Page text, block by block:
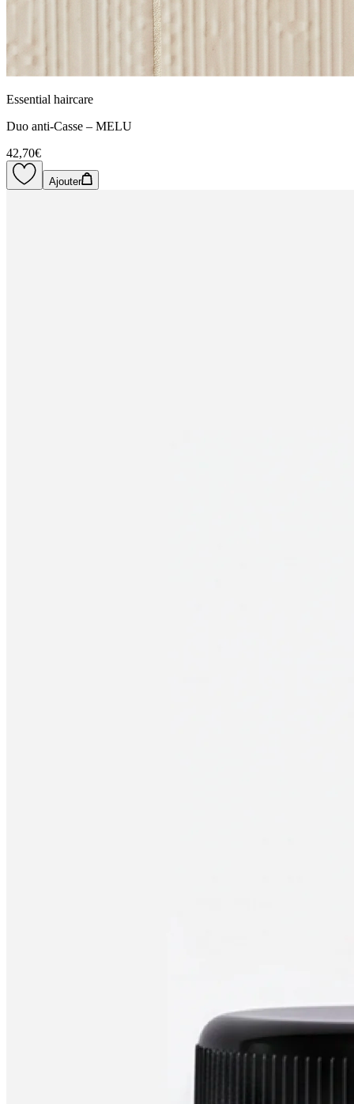
Essential haircare
Duo anti-Casse – MELU
42,70€
Ajouter